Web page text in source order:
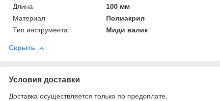
Длина
100 мм
Материал
Полиакрил
Тип инструмента
Миди валик
Скрыть
Условия доставки
Доставка осуществляется только по предоплате.